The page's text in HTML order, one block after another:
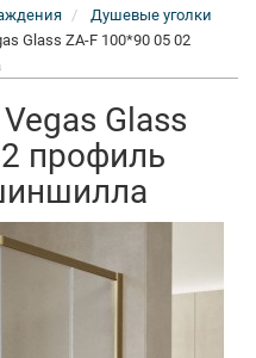
Душевые уголки
Glass ZA-F 100*90 05 02
Glass
профиль